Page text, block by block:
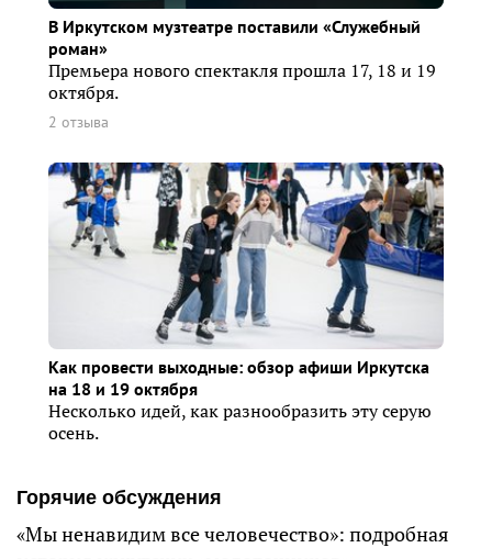
В Иркутском музтеатре поставили «Служебный
роман»
Премьера нового спектакля прошла 17, 18 и 19
октября.
2 отзыва
Как провести выходные: обзор афиши Иркутска
на 18 и 19 октября
Несколько идей, как разнообразить эту серую
осень.
Горячие обсуждения
«Мы ненавидим все человечество»: подробная